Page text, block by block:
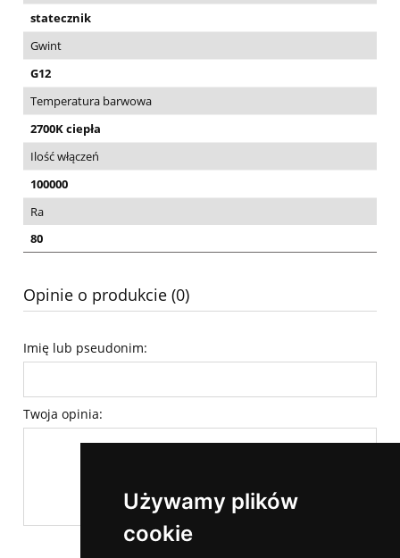
Używamy plików
cookie
statecznik
Gwint
G12
Temperatura barwowa
2700K ciepła
Ilość włączeń
100000
Ra
80
Opinie o produkcie (0)
Imię lub pseudonim:
Twoja opinia: